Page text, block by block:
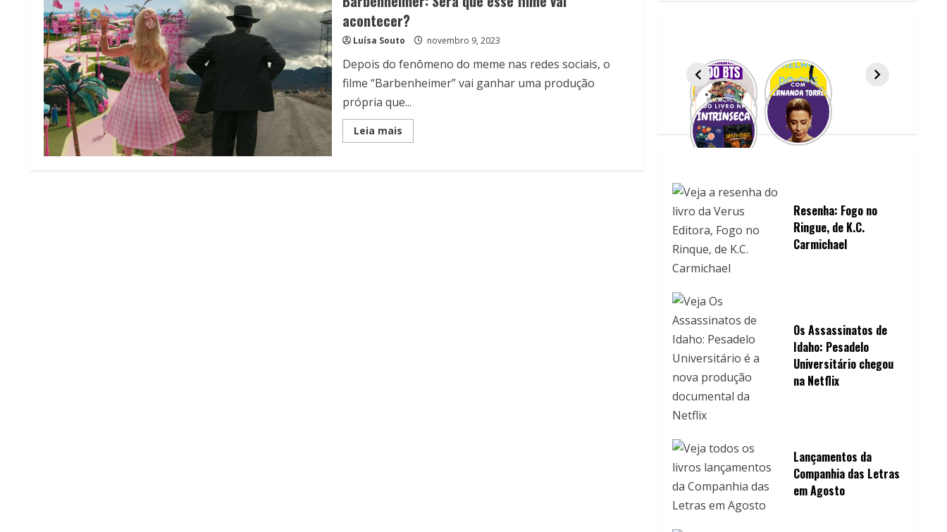
acontecer?
Luísa Souto novembro 9, 2023
Depois do fenômeno do meme nas redes sociais, o
filme “Barbenheimer” vai ganhar uma produção
própria que...
Leia maisRead
more
Resenha: Fogo no
Ringue, de K.C.
Carmichael
Os Assassinatos de
Idaho: Pesadelo
Universitário chegou
na Netflix
Lançamentos da
Companhia das Letras
em Agosto